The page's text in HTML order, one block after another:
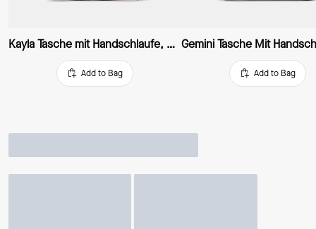
Kayla Tasche mit Handschlaufe, wandelbar
Add to Bag Add to Bag